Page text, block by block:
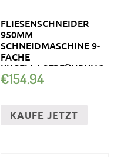
FLIESENSCHNEIDER
950MM
SCHNEIDMASCHINE 9-
FACHE
KUGELLAGERFÜHRUNG
€154.94
KAUFE JETZT